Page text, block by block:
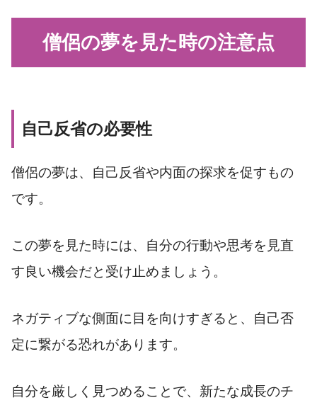
僧侶の夢を見た時の注意点
自己反省の必要性
僧侶の夢は、自己反省や内面の探求を促すもの
です。
この夢を見た時には、自分の行動や思考を見直
す良い機会だと受け止めましょう。
ネガティブな側面に目を向けすぎると、自己否
定に繋がる恐れがあります。
自分を厳しく見つめることで、新たな成長のチ